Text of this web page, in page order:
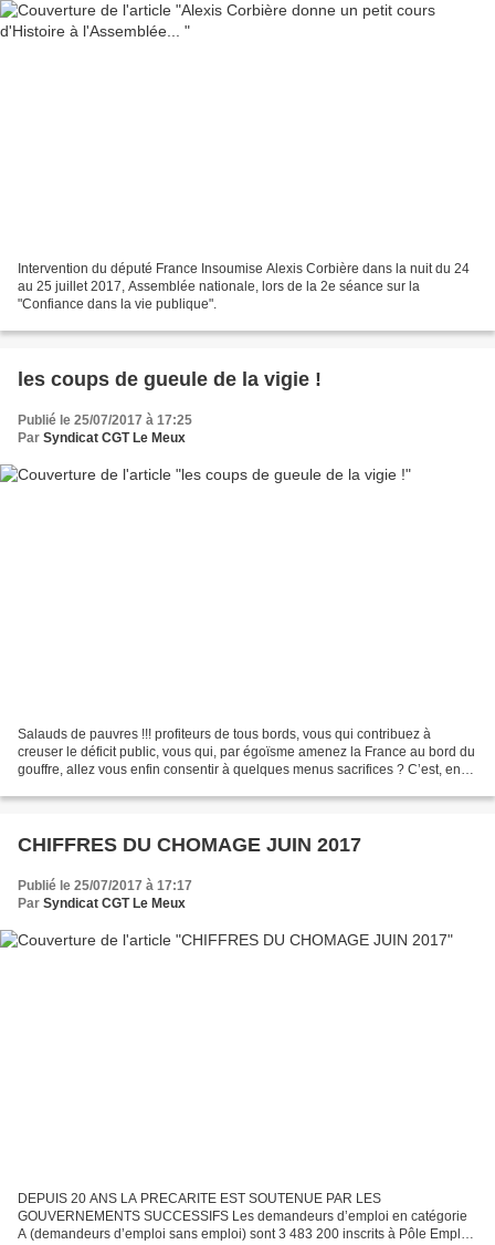
Intervention du député France Insoumise Alexis Corbière dans la nuit du 24
au 25 juillet 2017, Assemblée nationale, lors de la 2e séance sur la
"Confiance dans la vie publique".
les coups de gueule de la vigie !
Publié le 25/07/2017 à 17:25
Par Syndicat CGT Le Meux
Salauds de pauvres !!! profiteurs de tous bords, vous qui contribuez à
creuser le déficit public, vous qui, par égoïsme amenez la France au bord du
gouffre, allez vous enfin consentir à quelques menus sacrifices ? C’est, en
CHIFFRES DU CHOMAGE JUIN 2017
Publié le 25/07/2017 à 17:17
Par Syndicat CGT Le Meux
DEPUIS 20 ANS LA PRECARITE EST SOUTENUE PAR LES
GOUVERNEMENTS SUCCESSIFS Les demandeurs d’emploi en catégorie
A (demandeurs d’emploi sans emploi) sont 3 483 200 inscrits à Pôle Emploi